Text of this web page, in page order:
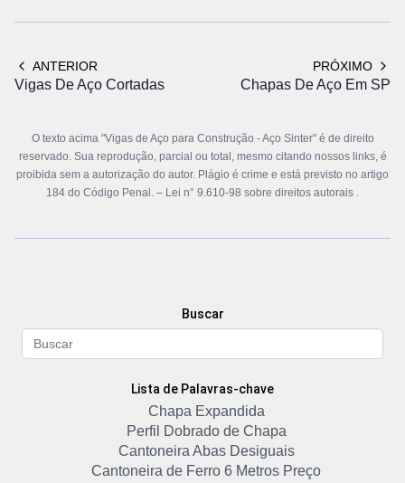
ANTERIOR
Vigas De Aço Cortadas
PRÓXIMO
Chapas De Aço Em SP
O texto acima "Vigas de Aço para Construção - Aço Sinter" é de direito
reservado. Sua reprodução, parcial ou total, mesmo citando nossos links, é
proibida sem a autorização do autor. Plágio é crime e está previsto no artigo
184 do Código Penal. – Lei n° 9.610-98 sobre direitos autorais .
Buscar
Lista de Palavras-chave
Chapa Expandida
Perfil Dobrado de Chapa
Cantoneira Abas Desiguais
Cantoneira de Ferro 6 Metros Preço